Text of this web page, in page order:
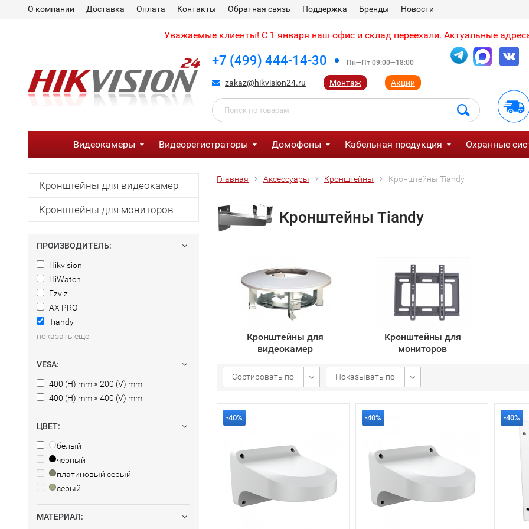
О компании Доставка Оплата Контакты Обратная связь Поддержка Бренды Новости
Уважаемые клиенты! С 1 января наш офис и склад переехали. Актуальные
+7 (499) 444-14-30 Пн—Пт 09:00—18:00
zakaz@hikvision24.ru Монтаж Акции
Видеокамеры Видеорегистраторы Домофоны Кабельная продукция Охранные
Кронштейны для видеокамер
Кронштейны для мониторов
ПРОИЗВОДИТЕЛЬ:
Hikvision
HiWatch
Ezviz
AX PRO
Tiandy
показать еще
VESA:
400 (H) mm × 200 (V) mm
400 (H) mm × 400 (V) mm
ЦВЕТ:
белый
черный
платиновый серый
серый
МАТЕРИАЛ:
Главная Аксессуары Кронштейны Кронштейны Tiandy
Кронштейны Tiandy
Кронштейны для
видеокамер
Кронштейны для
мониторов
Сортировать по: Показывать по:
-40% -40% -40%